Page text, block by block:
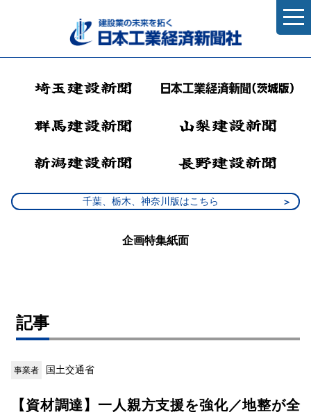
千葉、栃木、神奈川版はこちら
企画特集紙面
記事
事業者 国土交通省
【資材調達】一人親方支援を強化／地整が全